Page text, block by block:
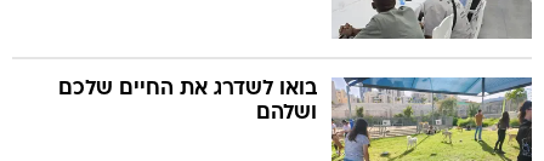
בואו לשדרג את החיים שלכם
ושלהם